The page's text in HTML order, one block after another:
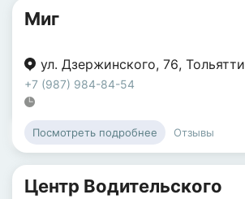
Миг
ул. Дзержинского, 76, Тольятти
+7 (987) 984-84-54
Посмотреть подробнее Отзывы
Центр Водительского